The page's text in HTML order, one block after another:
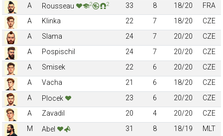
A
Rousseau 2 2 33 8 18/20
FRA
A
Klinka 22 7 18/20
CZE
A
Slama 24 7 20/20
CZE
A
Pospischil 24 7 20/20
CZE
A
Smisek 22 6 20/20
CZE
A
Vacha 21 6 18/20
CZE
A
Plocek 23 6 20/20
CZE
A
Zavadil 20 4 20/20
CZE
M
Abel 31 8 18/19
MLT